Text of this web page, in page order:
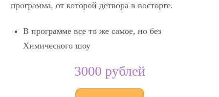
программа, от которой детвора в восторге.
В программе все то же самое, но без
Химического шоу
3000 рублей